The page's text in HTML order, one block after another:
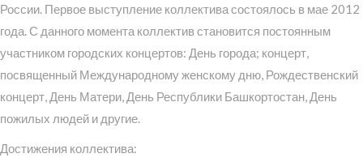
России. Первое выступление коллектива состоялось в мае 2012
года. С данного момента коллектив становится постоянным
участником городских концертов: День города; концерт,
посвященный Международному женскому дню, Рождественский
концерт, День Матери, День Республики Башкортостан, День
пожилых людей и другие.
Достижения коллектива: